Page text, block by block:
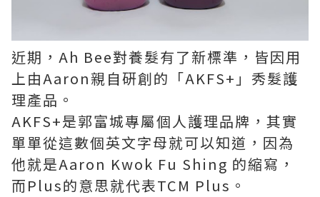
近期，Ah Bee對養髮有了新標準，皆因用
上由Aaron親自硏創的「AKFS+」秀髮護
理產品。
AKFS+是郭富城專屬個人護理品牌，其實
單單從這數個英文字母就可以知道，因為
他就是Aaron Kwok Fu Shing 的縮寫，
而Plus的意思就代表TCM Plus。